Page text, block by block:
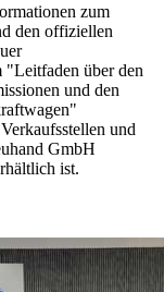
zum
den offiziellen
"Leitfaden über den
und den
und
GmbH
ist.